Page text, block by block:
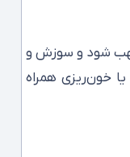
شود و سوزش و
یا خون‌ریزی همراه